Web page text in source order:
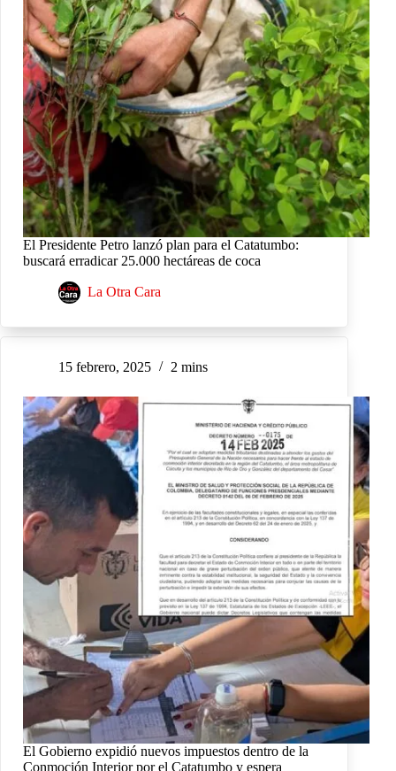
El Presidente Petro lanzó plan para el Catatumbo:
buscará erradicar 25.000 hectáreas de coca
La Otra Cara
15 febrero, 2025 2 mins
El Gobierno expidió nuevos impuestos dentro de la
Conmoción Interior por el Catatumbo y espera